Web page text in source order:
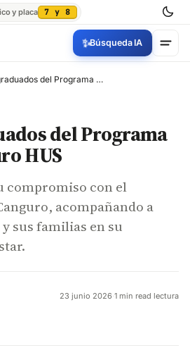
y placa 7 y 8
✨Búsqueda IA
Nuevos graduados del Programa Madre Canguro HUS
del Programa
HUS
compromiso con el
acompañando a
sus familias en su
23 junio 2026·1 min read lectura